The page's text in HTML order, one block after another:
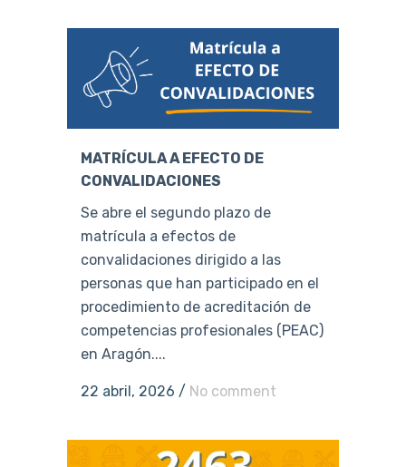
MATRÍCULA A EFECTO DE
CONVALIDACIONES
Se abre el segundo plazo de
matrícula a efectos de
convalidaciones dirigido a las
personas que han participado en el
procedimiento de acreditación de
competencias profesionales (PEAC)
en Aragón....
22 abril, 2026 / No comment